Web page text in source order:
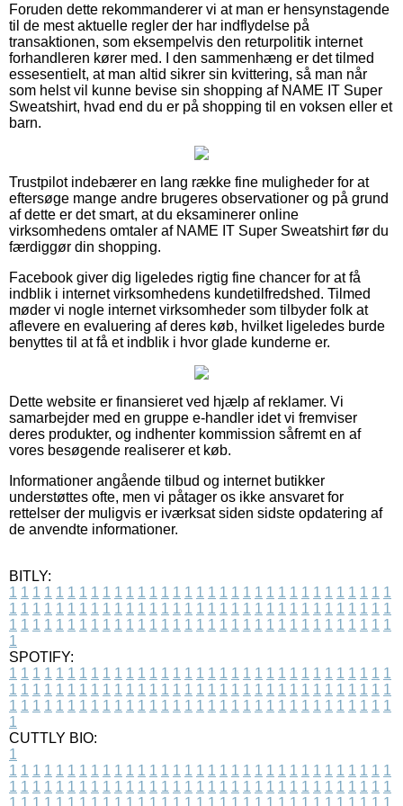
Foruden dette rekommanderer vi at man er hensynstagende
til de mest aktuelle regler der har indflydelse på
transaktionen, som eksempelvis den returpolitik internet
forhandleren kører med. I den sammenhæng er det tilmed
essesentielt, at man altid sikrer sin kvittering, så man når
som helst vil kunne bevise sin shopping af NAME IT Super
Sweatshirt, hvad end du er på shopping til en voksen eller et
barn.
Trustpilot indebærer en lang række fine muligheder for at
eftersøge mange andre brugeres observationer og på grund
af dette er det smart, at du eksaminerer online
virksomhedens omtaler af NAME IT Super Sweatshirt før du
færdiggør din shopping.
Facebook giver dig ligeledes rigtig fine chancer for at få
indblik i internet virksomhedens kundetilfredshed. Tilmed
møder vi nogle internet virksomheder som tilbyder folk at
aflevere en evaluering af deres køb, hvilket ligeledes burde
benyttes til at få et indblik i hvor glade kunderne er.
Dette website er finansieret ved hjælp af reklamer. Vi
samarbejder med en gruppe e-handler idet vi fremviser
deres produkter, og indhenter kommission såfremt en af
vores besøgende realiserer et køb.
Informationer angående tilbud og internet butikker
understøttes ofte, men vi påtager os ikke ansvaret for
rettelser der muligvis er iværksat siden sidste opdatering af
de anvendte informationer.
BITLY:
1 1 1 1 1 1 1 1 1 1 1 1 1 1 1 1 1 1 1 1 1 1 1 1 1 1 1 1 1 1 1 1 1
1 1 1 1 1 1 1 1 1 1 1 1 1 1 1 1 1 1 1 1 1 1 1 1 1 1 1 1 1 1 1 1 1
1 1 1 1 1 1 1 1 1 1 1 1 1 1 1 1 1 1 1 1 1 1 1 1 1 1 1 1 1 1 1 1 1
1
SPOTIFY:
1 1 1 1 1 1 1 1 1 1 1 1 1 1 1 1 1 1 1 1 1 1 1 1 1 1 1 1 1 1 1 1 1
1 1 1 1 1 1 1 1 1 1 1 1 1 1 1 1 1 1 1 1 1 1 1 1 1 1 1 1 1 1 1 1 1
1 1 1 1 1 1 1 1 1 1 1 1 1 1 1 1 1 1 1 1 1 1 1 1 1 1 1 1 1 1 1 1 1
1
CUTTLY BIO:
1
1 1 1 1 1 1 1 1 1 1 1 1 1 1 1 1 1 1 1 1 1 1 1 1 1 1 1 1 1 1 1 1 1
1 1 1 1 1 1 1 1 1 1 1 1 1 1 1 1 1 1 1 1 1 1 1 1 1 1 1 1 1 1 1 1 1
1 1 1 1 1 1 1 1 1 1 1 1 1 1 1 1 1 1 1 1 1 1 1 1 1 1 1 1 1 1 1 1 1